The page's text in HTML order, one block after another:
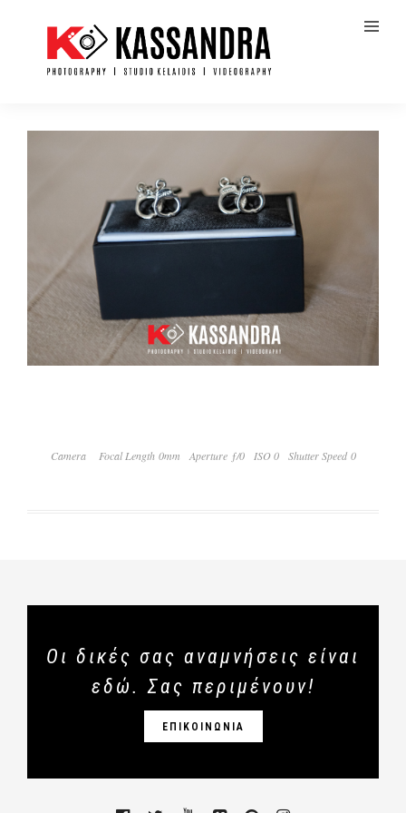
Camera Focal Length 0mm Aperture ƒ/0 ISO 0 Shutter Speed 0
Οι δικές σας αναμνήσεις είναι
εδώ. Σας περιμένουν!
ΕΠΙΚΟΙΝΩΝΙΑ